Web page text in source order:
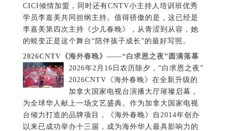
CICI倾情加盟，同时还有CNTV小主持人培训班优秀
学员李嘉美共同担纲主持。值得骄傲的是，这已经是
李嘉美第四次主持《少儿春晚》，从青涩到从容，她
的蜕变正是这个舞台“陪伴孩子成长”的最好写照。
2026CNTV《海外春晚》——“白求恩之夜”圆满落幕
2026年2月16日农历除夕，“白求恩之夜”
2026CNTV《海外春晚》在全新升级的
加拿大国家电视台演播大厅璀璨启幕，
为全球华人献上一场文艺盛典。作为加拿大国家电视
台倾力打造的品牌项目，《海外春晚》自2014年创办
以来已成功举办十三届，成为海外华人最具影响力的